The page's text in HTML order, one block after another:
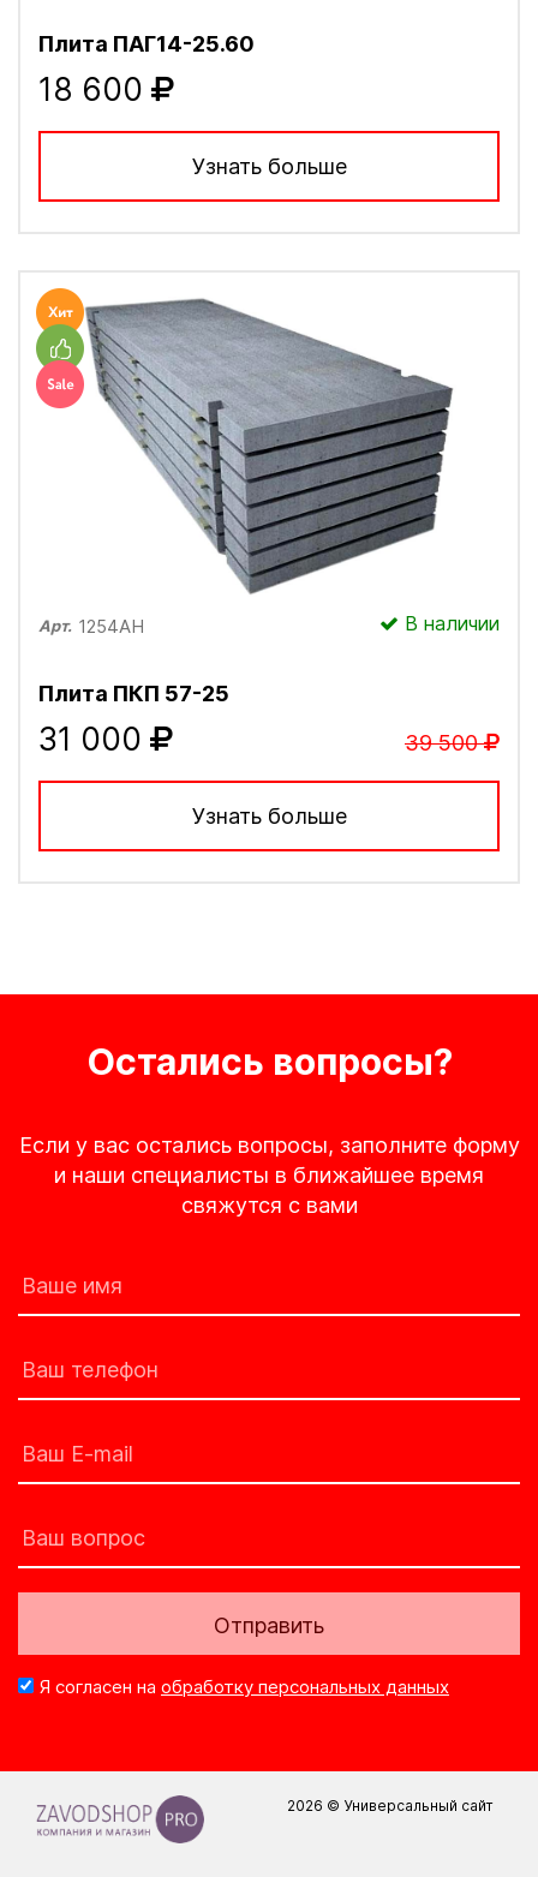
Плита ПАГ14-25.60
18 600
Узнать больше
Арт. 1254АН В наличии
Плита ПКП 57-25
31 000 39 500
Узнать больше
Остались вопросы?
Если у вас остались вопросы, заполните форму
и наши специалисты в ближайшее время
свяжутся с вами
Отправить
Я согласен на обработку персональных данных
2026 © Универсальный сайт